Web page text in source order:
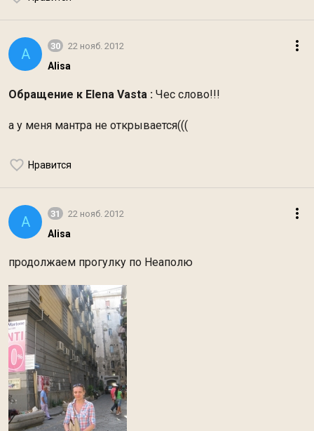
A 30 22 нояб. 2012
Alisa
Обращение к Elena Vasta : Чес слово!!!
а у меня мантра не открывается(((
Нравится
A 31 22 нояб. 2012
Alisa
продолжаем прогулку по Неаполю